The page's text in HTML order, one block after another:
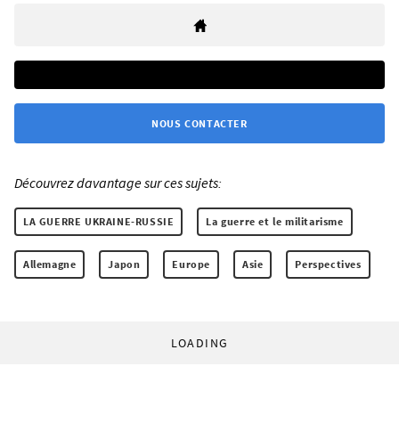
NOUS CONTACTER
Découvrez davantage sur ces sujets:
LA GUERRE UKRAINE-RUSSIE La guerre et le militarisme
Allemagne Japon Europe Asie Perspectives
LOADING